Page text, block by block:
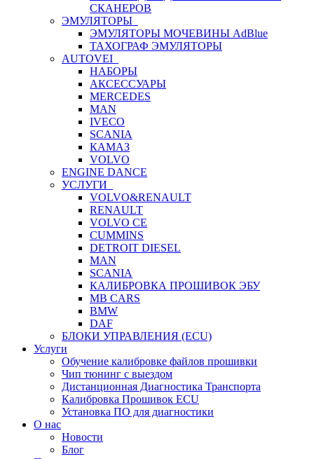
СКАНЕРОВ
ЭМУЛЯТОРЫ
ЭМУЛЯТОРЫ МОЧЕВИНЫ АdBlue
ТАХОГРАФ ЭМУЛЯТОРЫ
AUTOVEI
НАБОРЫ
АКСЕССУАРЫ
MERCEDES
MAN
IVECO
SCANIA
КАМАЗ
VOLVO
ENGINE DANCE
УСЛУГИ
VOLVO&RENAULT
RENAULT
VOLVO CE
CUMMINS
DETROIT DIESEL
MAN
SCANIA
КАЛИБРОВКА ПРОШИВОК ЭБУ
MB CARS
BMW
DAF
БЛОКИ УПРАВЛЕНИЯ (ECU)
Услуги
Обучение калибровке файлов прошивки
Чип тюнинг с выездом
Дистанционная Диагностика Транспорта
Калибровка Прошивок ECU
Установка ПО для диагностики
О нас
Новости
Блог